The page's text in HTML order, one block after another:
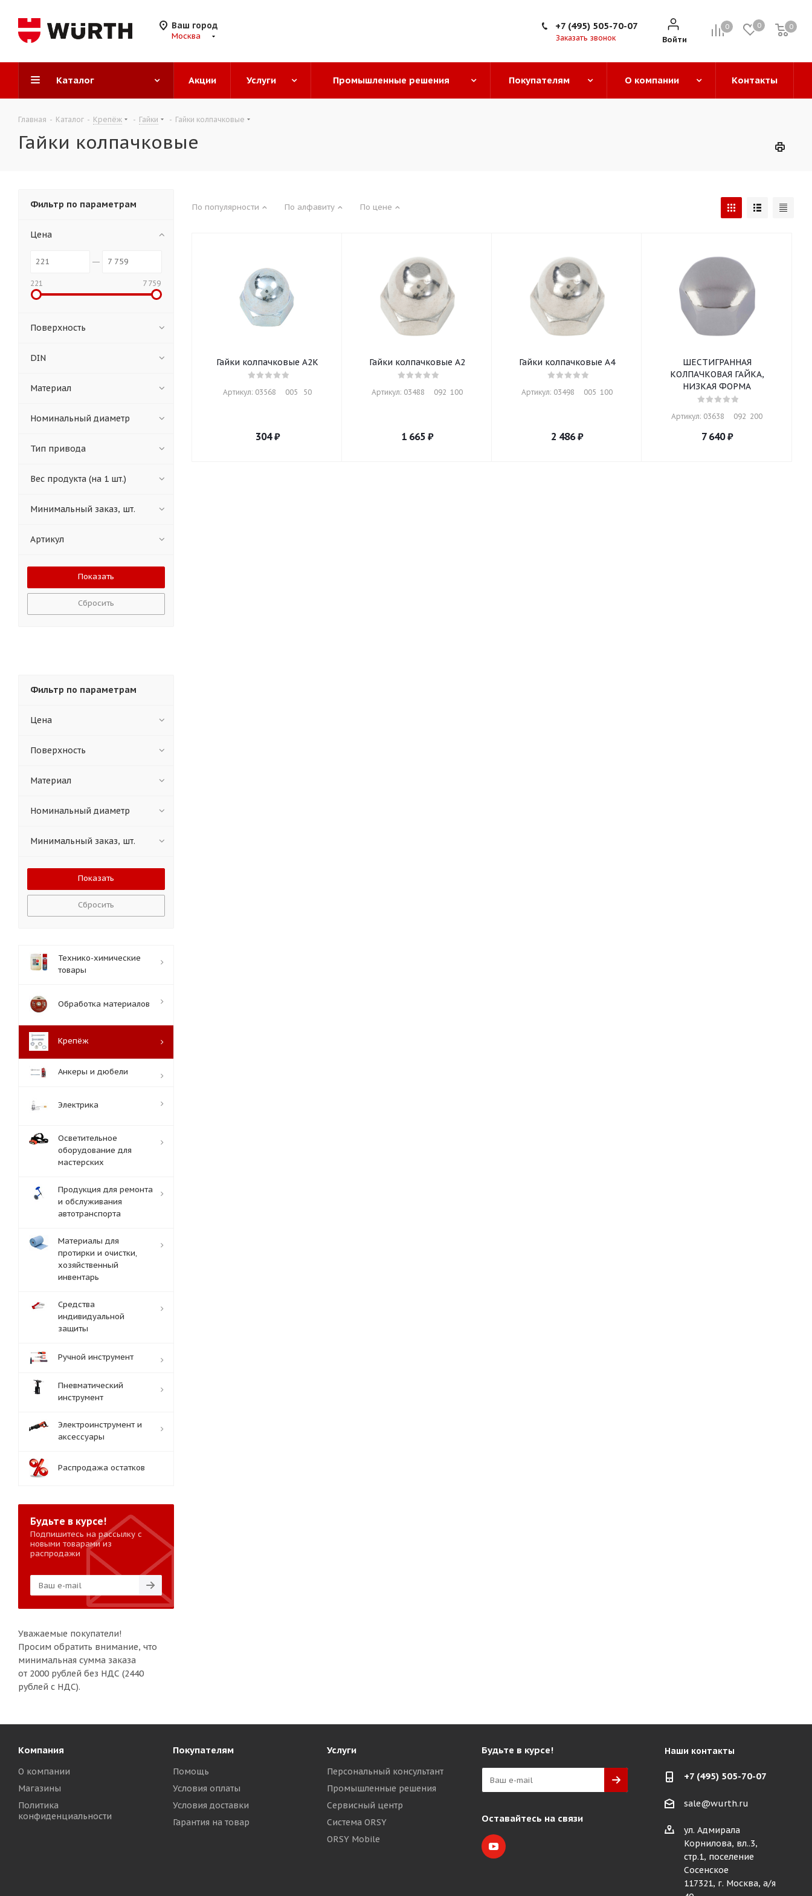
Ваш город
Москва
0 0 0
0
Войти
+7 (495) 505-70-07
Заказать звонок
Каталог Акции Услуги Промышленные решения Покупателям О компании Контакты
Главная - Каталог - Крепёж - Гайки - Гайки колпачковые
Гайки колпачковые
По популярности По алфавиту По цене
Гайки колпачковые A2K
Артикул: 03568     005   50
304₽
Гайки колпачковые A2
Артикул: 03488     092  100
1 665 ₽
Гайки колпачковые A4
Артикул: 03498     005  100
2 486₽
ШЕСТИГРАННАЯ
КОЛПАЧКОВАЯ ГАЙКА,
НИЗКАЯ ФОРМА
Артикул: 03638     092  200
7 640₽
Фильтр по параметрам
Цена
221 7 759
Поверхность
DIN
Материал
Номинальный диаметр
Тип привода
Вес продукта (на 1 шт.)
Минимальный заказ, шт.
Артикул
Сбросить
Фильтр по параметрам
Цена
Поверхность
Материал
Номинальный диаметр
Минимальный заказ, шт.
Сбросить
Технико-химические
товары
Обработка материалов
Крепёж
Анкеры и дюбели
Электрика
Осветительное
оборудование для
мастерских
Продукция для ремонта
и обслуживания
автотранспорта
Материалы для
протирки и очистки,
хозяйственный
инвентарь
Средства
индивидуальной
защиты
Ручной инструмент
Пневматический
инструмент
Электроинструмент и
аксессуары
Распродажа остатков
Будьте в курсе!
Подпишитесь на рассылку с
новыми товарами из
распродажи
Уважаемые покупатели!
Просим обратить внимание, что
минимальная сумма заказа
от 2000 рублей без НДС (2440
рублей с НДС).
Компания
О компании
Магазины
Политика
конфиденциальности
Покупателям
Помощь
Условия оплаты
Условия доставки
Гарантия на товар
Услуги
Персональный консультант
Промышленные решения
Сервисный центр
Система ORSY
ORSY Mobile
Будьте в курсе!
Оставайтесь на связи
Наши контакты
+7 (495) 505-70-07
sale@wurth.ru
ул. Адмирала
Корнилова, вл..3,
стр.1, поселение
Сосенское
117321, г. Москва, а/я